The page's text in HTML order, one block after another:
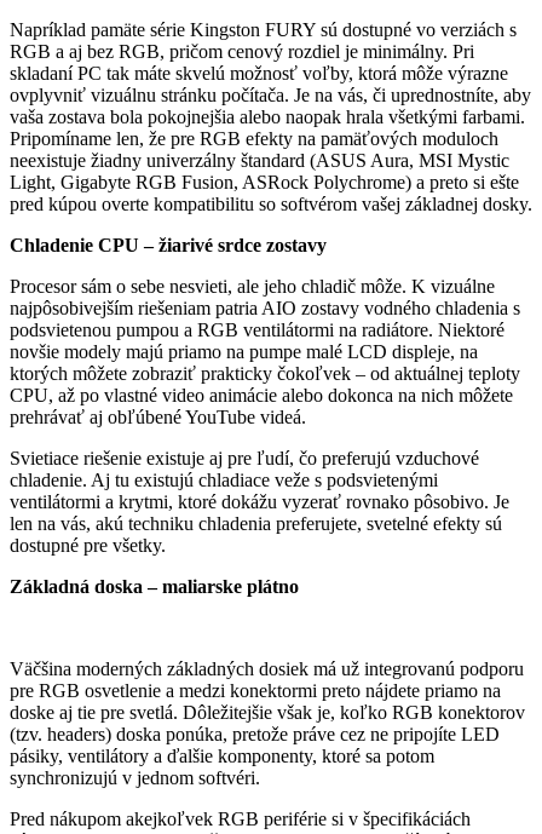
Napríklad pamäte série Kingston FURY sú dostupné vo verziách s
RGB a aj bez RGB, pričom cenový rozdiel je minimálny. Pri
skladaní PC tak máte skvelú možnosť voľby, ktorá môže výrazne
ovplyvniť vizuálnu stránku počítača. Je na vás, či uprednostníte, aby
vaša zostava bola pokojnejšia alebo naopak hrala všetkými farbami.
Pripomíname len, že pre RGB efekty na pamäťových moduloch
neexistuje žiadny univerzálny štandard (ASUS Aura, MSI Mystic
Light, Gigabyte RGB Fusion, ASRock Polychrome) a preto si ešte
pred kúpou overte kompatibilitu so softvérom vašej základnej dosky.
Chladenie CPU – žiarivé srdce zostavy
Procesor sám o sebe nesvieti, ale jeho chladič môže. K vizuálne
najpôsobivejším riešeniam patria AIO zostavy vodného chladenia s
podsvietenou pumpou a RGB ventilátormi na radiátore. Niektoré
novšie modely majú priamo na pumpe malé LCD displeje, na
ktorých môžete zobraziť prakticky čokoľvek – od aktuálnej teploty
CPU, až po vlastné video animácie alebo dokonca na nich môžete
prehrávať aj obľúbené YouTube videá.
Svietiace riešenie existuje aj pre ľudí, čo preferujú vzduchové
chladenie. Aj tu existujú chladiace veže s podsvietenými
ventilátormi a krytmi, ktoré dokážu vyzerať rovnako pôsobivo. Je
len na vás, akú techniku chladenia preferujete, svetelné efekty sú
dostupné pre všetky.
Základná doska – maliarske plátno
Väčšina moderných základných dosiek má už integrovanú podporu
pre RGB osvetlenie a medzi konektormi preto nájdete priamo na
doske aj tie pre svetlá. Dôležitejšie však je, koľko RGB konektorov
(tzv. headers) doska ponúka, pretože práve cez ne pripojíte LED
pásiky, ventilátory a ďalšie komponenty, ktoré sa potom
synchronizujú v jednom softvéri.
Pred nákupom akejkoľvek RGB periférie si v špecifikáciách